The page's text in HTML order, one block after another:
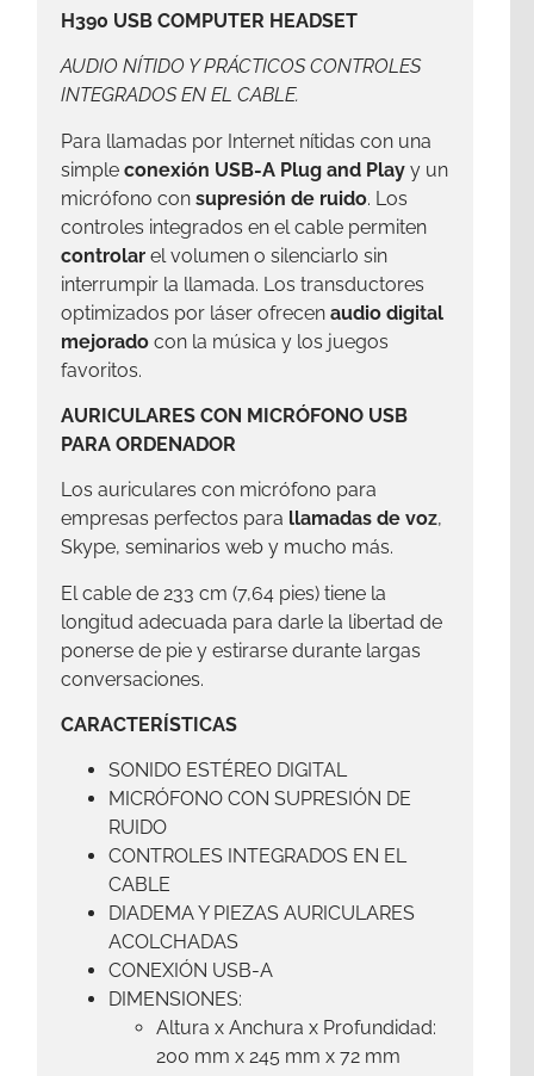
H390 USB COMPUTER HEADSET
AUDIO NÍTIDO Y PRÁCTICOS CONTROLES
INTEGRADOS EN EL CABLE.
Para llamadas por Internet nítidas con una
simple conexión USB-A Plug and Play y un
micrófono con supresión de ruido. Los
controles integrados en el cable permiten
controlar el volumen o silenciarlo sin
interrumpir la llamada. Los transductores
optimizados por láser ofrecen audio digital
mejorado con la música y los juegos
favoritos.
AURICULARES CON MICRÓFONO USB
PARA ORDENADOR
Los auriculares con micrófono para
empresas perfectos para llamadas de voz,
Skype, seminarios web y mucho más.
El cable de 233 cm (7,64 pies) tiene la
longitud adecuada para darle la libertad de
ponerse de pie y estirarse durante largas
conversaciones.
CARACTERÍSTICAS
SONIDO ESTÉREO DIGITAL
MICRÓFONO CON SUPRESIÓN DE
RUIDO
CONTROLES INTEGRADOS EN EL
CABLE
DIADEMA Y PIEZAS AURICULARES
ACOLCHADAS
CONEXIÓN USB-A
DIMENSIONES:
Altura x Anchura x Profundidad:
200 mm x 245 mm x 72 mm